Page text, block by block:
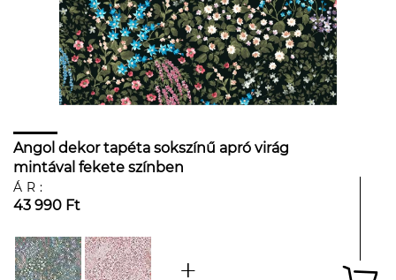
Angol dekor tapéta sokszínű apró virág
mintával fekete színben
ÁR:
43 990 Ft